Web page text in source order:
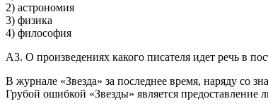
2) астрономия
3) физика
4) философия
А3. О произведениях какого писателя идет речь в
В журнале «Звезда» за последнее время, наряду со
Грубой ошибкой «Звезды» является предоставление